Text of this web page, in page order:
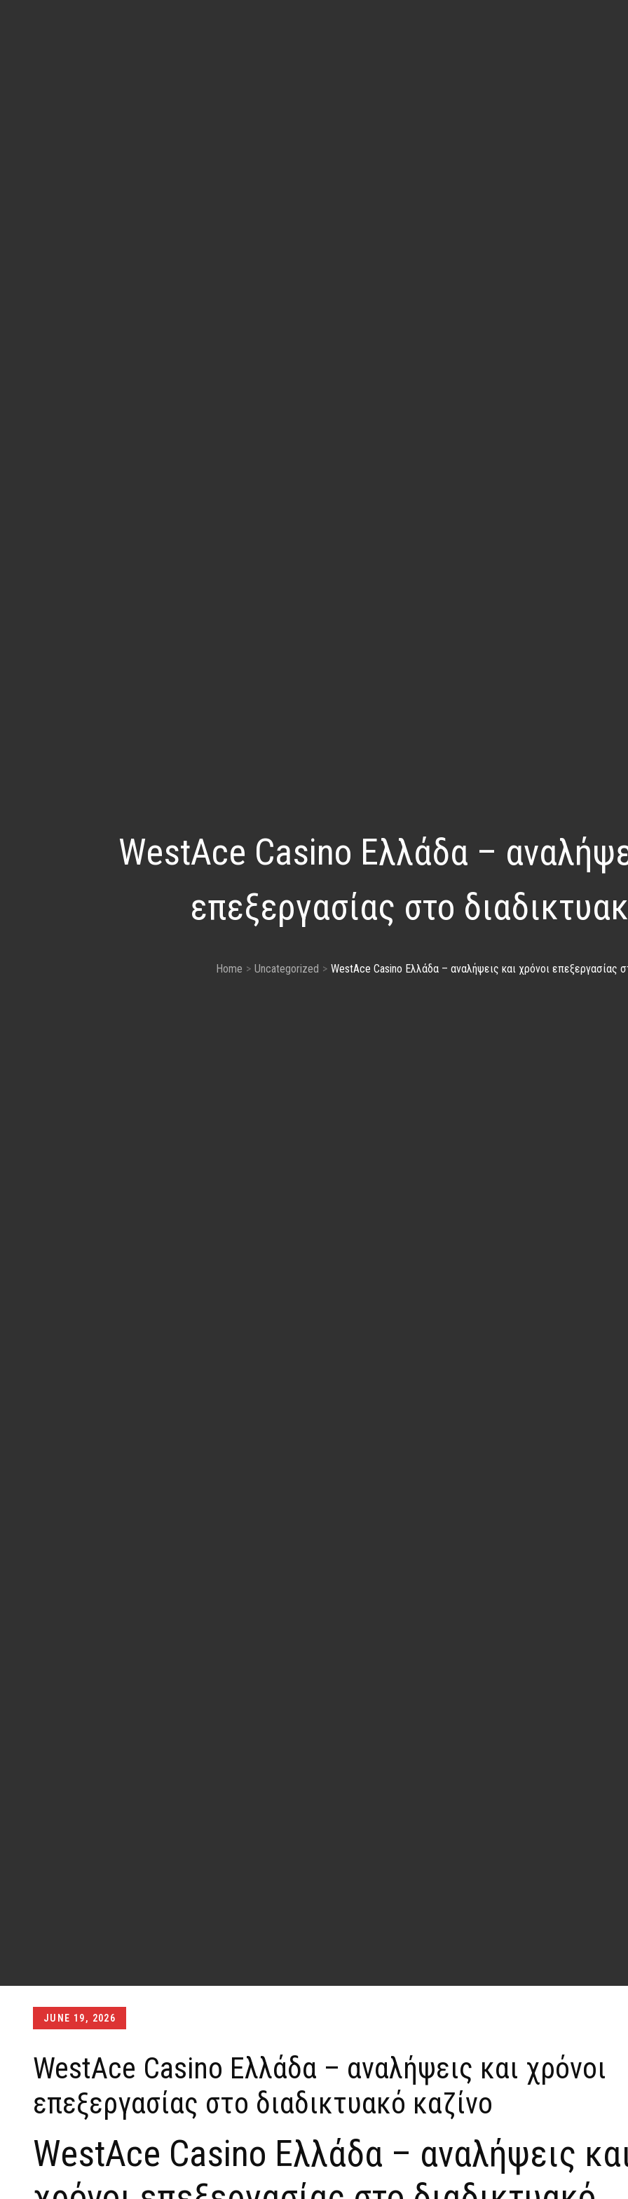
WestAce Casino Ελλάδα –
επεξεργασίας στο
Home Uncategorized WestAce Casino Ελλάδα – αναλήψεις και χρόνοι επεξεργασίας
Posted
JUNE 19, 2026
WestAce Casino Ελλάδα – αναλήψεις και χρόνοι
επεξεργασίας στο διαδικτυακό καζίνο
WestAce Casino Ελλάδα – αναλήψεις